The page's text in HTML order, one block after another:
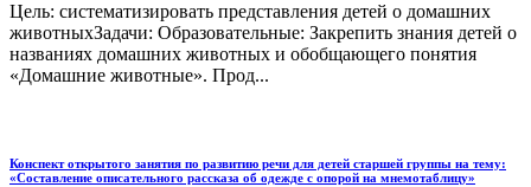
Цель: систематизировать представления детей о домашних
животныхЗадачи: Образовательные: Закрепить знания детей о
названиях домашних животных и обобщающего понятия
«Домашние животные». Прод...
Конспект открытого занятия по развитию речи для детей старшей группы на тему:
«Составление описательного рассказа об одежде с опорой на мнемотаблицу»